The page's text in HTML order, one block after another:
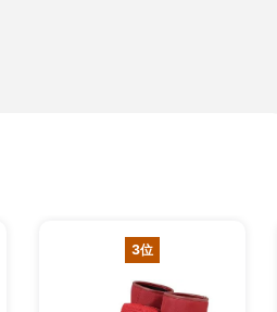
3位